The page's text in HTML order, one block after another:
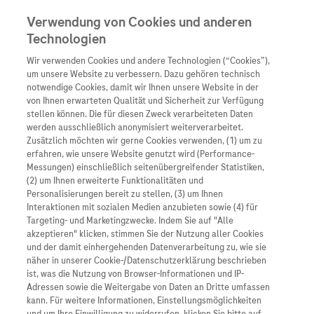
Unternehmen
Übersicht
Wer wir sind
Was uns antreibt
Unsere Standorte
Roche Stories
Events
Innovation
Übersicht
Forschung
Personalisierte
Digitalisierung
Blog Zukunftslabor
Übersicht
Unser Service für
Informationen zu
Diagnostik ist
Klinische Studien
Arzneimittel
Übersicht
Arzneimittel A-Z
Roche Pipeline
Roche Fachportal
Diagnostik
Kontakt
Presse
Karriere
Verwendung von Cookies und anderen
Technologien
Wir verwenden Cookies und andere Technologien (“Cookies”),
um unsere Website zu verbessern. Dazu gehören technisch
notwendige Cookies, damit wir Ihnen unsere Website in der
von Ihnen erwarteten Qualität und Sicherheit zur Verfügung
stellen können. Die für diesen Zweck verarbeiteten Daten
werden ausschließlich anonymisiert weiterverarbeitet.
Zusätzlich möchten wir gerne Cookies verwenden, (1) um zu
erfahren, wie unsere Website genutzt wird (Performance-
Messungen) einschließlich seitenübergreifender Statistiken,
(2) um Ihnen erweiterte Funktionalitäten und
Personalisierungen bereit zu stellen, (3) um Ihnen
Interaktionen mit sozialen Medien anzubieten sowie (4) für
Targeting- und Marketingzwecke. Indem Sie auf "Alle
akzeptieren" klicken, stimmen Sie der Nutzung aller Cookies
und der damit einhergehenden Datenverarbeitung zu, wie sie
näher in unserer Cookie-/Datenschutzerklärung beschrieben
ist, was die Nutzung von Browser-Informationen und IP-
Adressen sowie die Weitergabe von Daten an Dritte umfassen
kann. Für weitere Informationen, Einstellungsmöglichkeiten